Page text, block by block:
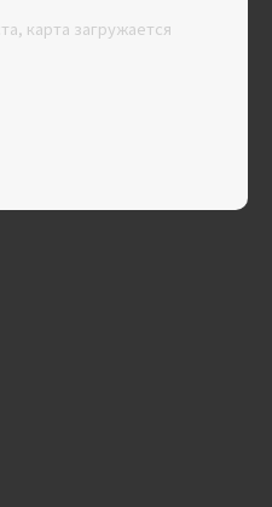
карта загружается